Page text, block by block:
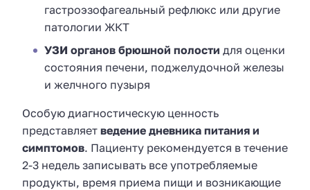
гастроэзофагеальный рефлюкс или другие
патологии ЖКТ
УЗИ органов брюшной полости для оценки
состояния печени, поджелудочной железы
и желчного пузыря
Особую диагностическую ценность
представляет ведение дневника питания и
симптомов. Пациенту рекомендуется в течение
2-3 недель записывать все употребляемые
продукты, время приема пищи и возникающие